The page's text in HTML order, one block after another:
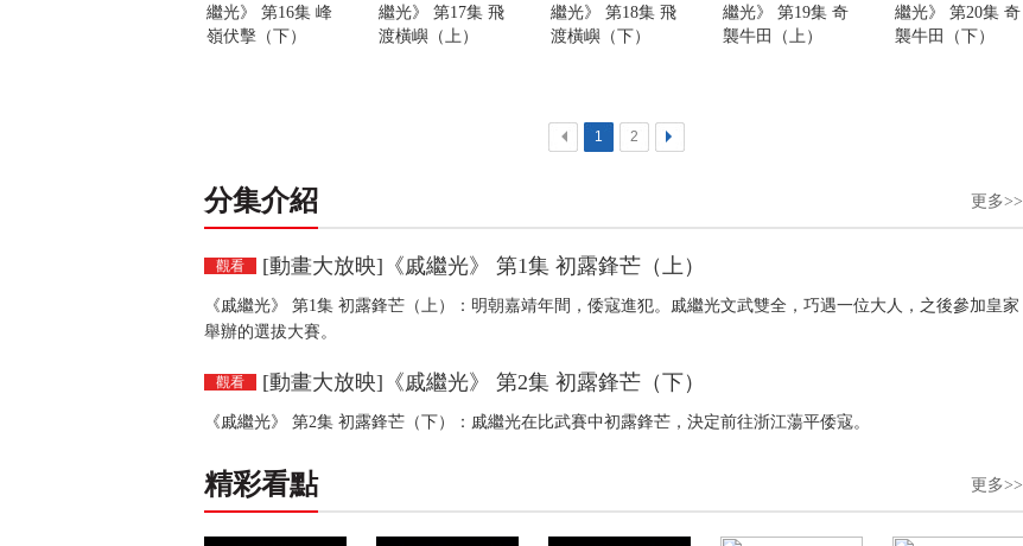
繼光》 第16集 峰
嶺伏擊（下）
繼光》 第17集 飛
渡橫嶼（上）
繼光》 第18集 飛
渡橫嶼（下）
繼光》 第19集 奇
襲牛田（上）
繼光》 第20集 奇
襲牛田（下）
< 1 2 >
分集介紹 更多>>
觀看 [動畫大放映]《戚繼光》 第1集 初露鋒芒（上）
《戚繼光》 第1集 初露鋒芒（上）：明朝嘉靖年間，倭寇進犯。戚繼光文武雙全，巧遇一位大人，之後參加皇家
舉辦的選拔大賽。
觀看 [動畫大放映]《戚繼光》 第2集 初露鋒芒（下）
《戚繼光》 第2集 初露鋒芒（下）：戚繼光在比武賽中初露鋒芒，決定前往浙江蕩平倭寇。
精彩看點 更多>>